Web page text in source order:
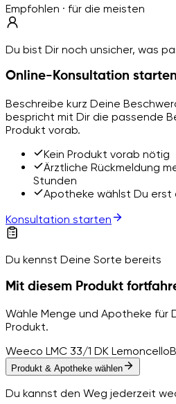
Empfohlen · für die meisten
Du bist Dir noch unsicher, was
Online-Konsultation starten
Beschreibe kurz Deine
bespricht mit Dir die passende
Produkt vorab.
Kein Produkt vorab nötig
Ärztliche Rückmeldung
Stunden
Apotheke wählst Du erst
Konsultation starten
Du kennst Deine Sorte bereits
Mit diesem Produkt
Wähle Menge und Apotheke für
Produkt.
Weeco LMC 33/1 DK Lemoncello
Produkt & Apotheke wählen
Du kannst den Weg jederzeit